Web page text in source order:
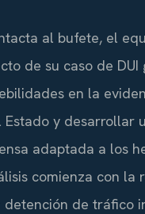
al bufete, el
de su caso de DUI
en la
y desarrollar
adaptada a los
comienza con la
de tráfico